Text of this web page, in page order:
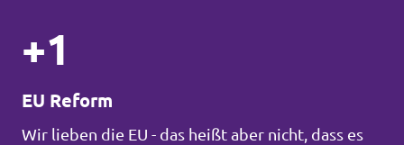
+1
EU Reform
Wir lieben die EU - das heißt aber nicht, dass es